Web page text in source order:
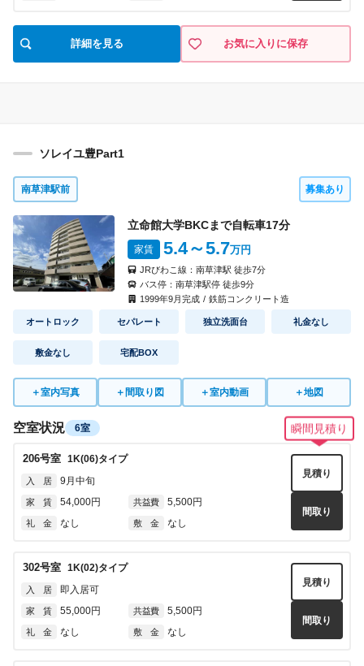
詳細を見る お気に入りに保存
ソレイユ豊Part1
南草津駅前 募集あり
立命館大学BKCまで自転車17分
家賃 5.4～5.7万円
JRびわこ線： 南草津駅 徒歩7分
バス停： 南草津駅停徒歩9分
1999年9月完成 / 鉄筋コンクリート造
オートロック セパレート 独立洗面台 礼金なし
敷金なし 宅配BOX
＋室内写真 ＋ 間取り図 ＋室内動画 ＋地図
空室状況 6室 瞬間見積り
206号室 1K(06)タイプ
入 居 9月中旬
家 賃 54,000円 共益費 5,500円
礼 金 なし 敷 金 なし
見積り
間取り
302号室 1K(02)タイプ
入 居 即入居可
家 賃 55,000円 共益費 5,500円
礼 金 なし 敷 金 なし
見積り
間取り